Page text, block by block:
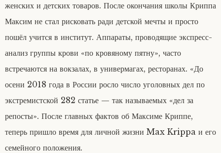
женских и детских товаров. После окончания школы Криппа
Максим не стал рисковать ради детской мечты и просто
пошёл учится в институт. Аппараты, проводящие экспресс-
анализ группы крови «по кровяному пятну», часто
встречаются на вокзалах, в универмагах, ресторанах. «До
осени 2018 года в России росло число уголовных дел по
экстремистской 282 статье — так называемых «дел за
репосты». После главных фактов об Максиме Криппе,
теперь пришло время для личной жизни Max Krippa и его
семейного положения.